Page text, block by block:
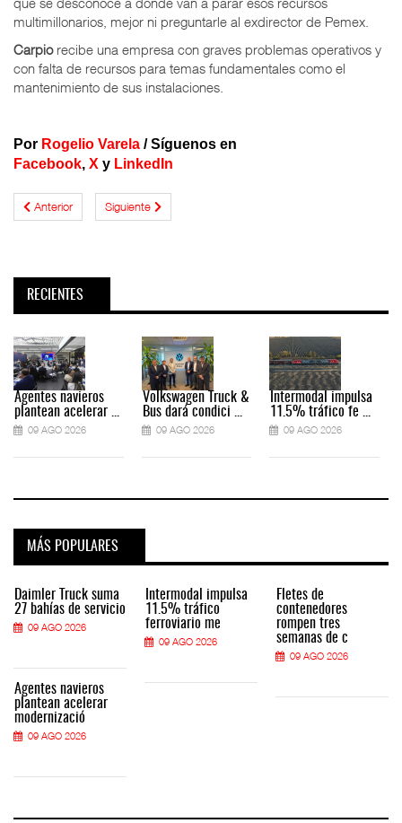
multimillonarios, mejor ni preguntarle al exdirector de Pemex.
Carpiorecibe una empresa con graves problemas operativos y
con falta de recursos para temas fundamentales como el
mantenimiento de sus instalaciones.
Por Rogelio Varela / Síguenos en
Facebook, X y LinkedIn
Anterior Siguiente
RECIENTES
Agentes navieros
plantean acelerar ...
09 AGO 2026
Volkswagen Truck &
Bus dará condici ...
09 AGO 2026
Intermodal impulsa
11.5% tráfico fe ...
09 AGO 2026
MÁS POPULARES
Daimler Truck suma
27 bahías de servicio
09 AGO 2026
Agentes navieros
plantean acelerar
modernizació
09 AGO 2026
Intermodal impulsa
11.5% tráfico
ferroviario me
09 AGO 2026
Fletes de
contenedores
rompen tres
semanas de c
09 AGO 2026